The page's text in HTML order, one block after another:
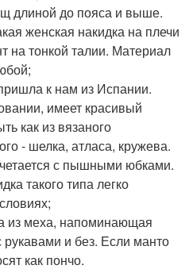
длиной до пояса и выше.
женская накидка на плечи
на тонкой талии. Материал
к нам из Испании.
имеет красивый
как из вязаного
- шелка, атласа, кружева.
с пышными юбками.
такого типа легко
из меха, напоминающая
и без. Если манто
как пончо.